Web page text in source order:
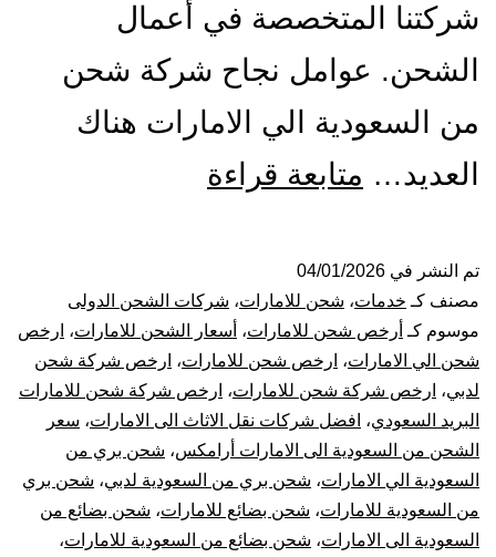
شركتنا المتخصصة في أعمال
الشحن. عوامل نجاح شركة شحن
من السعودية الي الامارات هناك
العديد… متابعة قراءة
السعودية
الي
الامارات
|
أفضل
تم النشر في 04/01/2026
مصنف كـ خدمات، شحن للامارات، شركات الشحن الدولى
موسوم كـ أرخص شحن للامارات، أسعار الشحن للامارات، ارخص
شحن الي الامارات، ارخص شحن للامارات، ارخص شركة شحن
لدبي، ارخص شركة شحن للامارات، ارخص شركة شحن للامارات
البريد السعودي، افضل شركات نقل الاثاث الى الامارات، سعر
الشحن من السعودية الى الامارات أرامكس، شحن بري من
السعودية الي الامارات، شحن بري من السعودية لدبي، شحن بري
من السعودية للامارات، شحن بضائع للامارات، شحن بضائع من
السعودية الى الامارات، شحن بضائع من السعودية للامارات،